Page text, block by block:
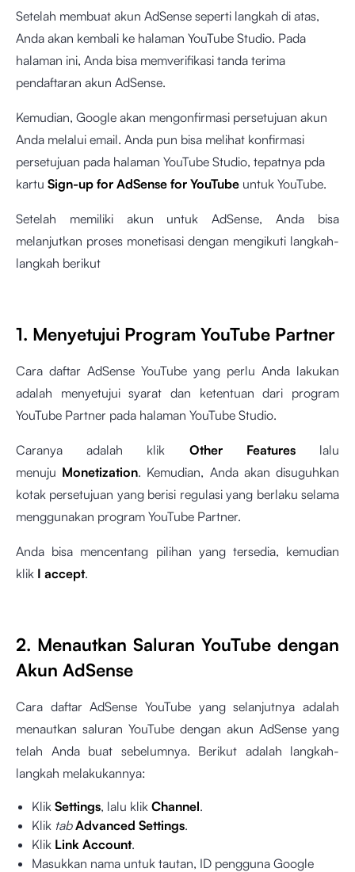
Setelah membuat akun AdSense seperti langkah di atas,
Anda akan kembali ke halaman YouTube Studio. Pada
halaman ini, Anda bisa memverifikasi tanda terima
pendaftaran akun AdSense.
Kemudian, Google akan mengonfirmasi persetujuan akun
Anda melalui email. Anda pun bisa melihat konfirmasi
persetujuan pada halaman YouTube Studio, tepatnya pda
kartu Sign-up for AdSense for YouTube untuk YouTube.
Setelah memiliki akun untuk AdSense, Anda bisa
melanjutkan proses monetisasi dengan mengikuti langkah-
langkah berikut
1. Menyetujui Program YouTube Partner
Cara daftar AdSense YouTube yang perlu Anda lakukan
adalah menyetujui syarat dan ketentuan dari program
YouTube Partner pada halaman YouTube Studio.
Caranya adalah klik Other Featureslalu
menuju Monetization. Kemudian, Anda akan disuguhkan
kotak persetujuan yang berisi regulasi yang berlaku selama
menggunakan program YouTube Partner.
Anda bisa mencentang pilihan yang tersedia, kemudian
klik I accept.
2. Menautkan Saluran YouTube dengan
Akun AdSense
Cara daftar AdSense YouTube yang selanjutnya adalah
menautkan saluran YouTube dengan akun AdSense yang
telah Anda buat sebelumnya. Berikut adalah langkah-
langkah melakukannya:
Klik Settings, lalu klik Channel.
Klik tab Advanced Settings.
Klik Link Account.
Masukkan nama untuk tautan, ID pengguna Google